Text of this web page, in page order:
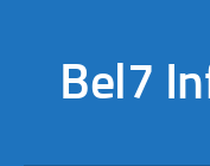
Bel7